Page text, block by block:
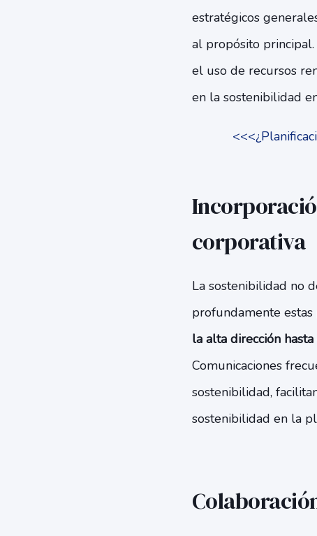
estratégicos
al propósito
el uso de recursos
en la sostenibilidad
corporativa
La sostenibilidad no
profundamente estas
la alta dirección
Comunicaciones
sostenibilidad,
sostenibilidad en la